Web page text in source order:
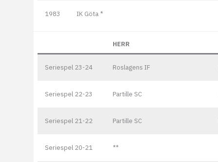
1983 IK Göta *
HERR
Seriespel 23-24 Roslagens IF
Seriespel 22-23 Partille SC
Seriespel 21-22 Partille SC
Seriespel 20-21 **